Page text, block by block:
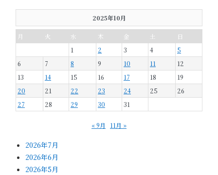
2025年10月
月 火 水 木 金 土
日
1
2 3 4
5
6
7 8 9 10 11
12
13
14 15 16 17 18
19
20
21 22 23 24 25
26
27
28 29 30 31
« 9月 11月 »
2026年7月
2026年6月
2026年5月